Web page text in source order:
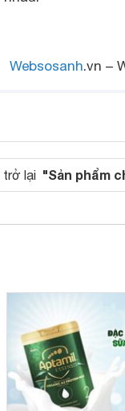
Websosanh.vn –
trở lại "Sản phẩm